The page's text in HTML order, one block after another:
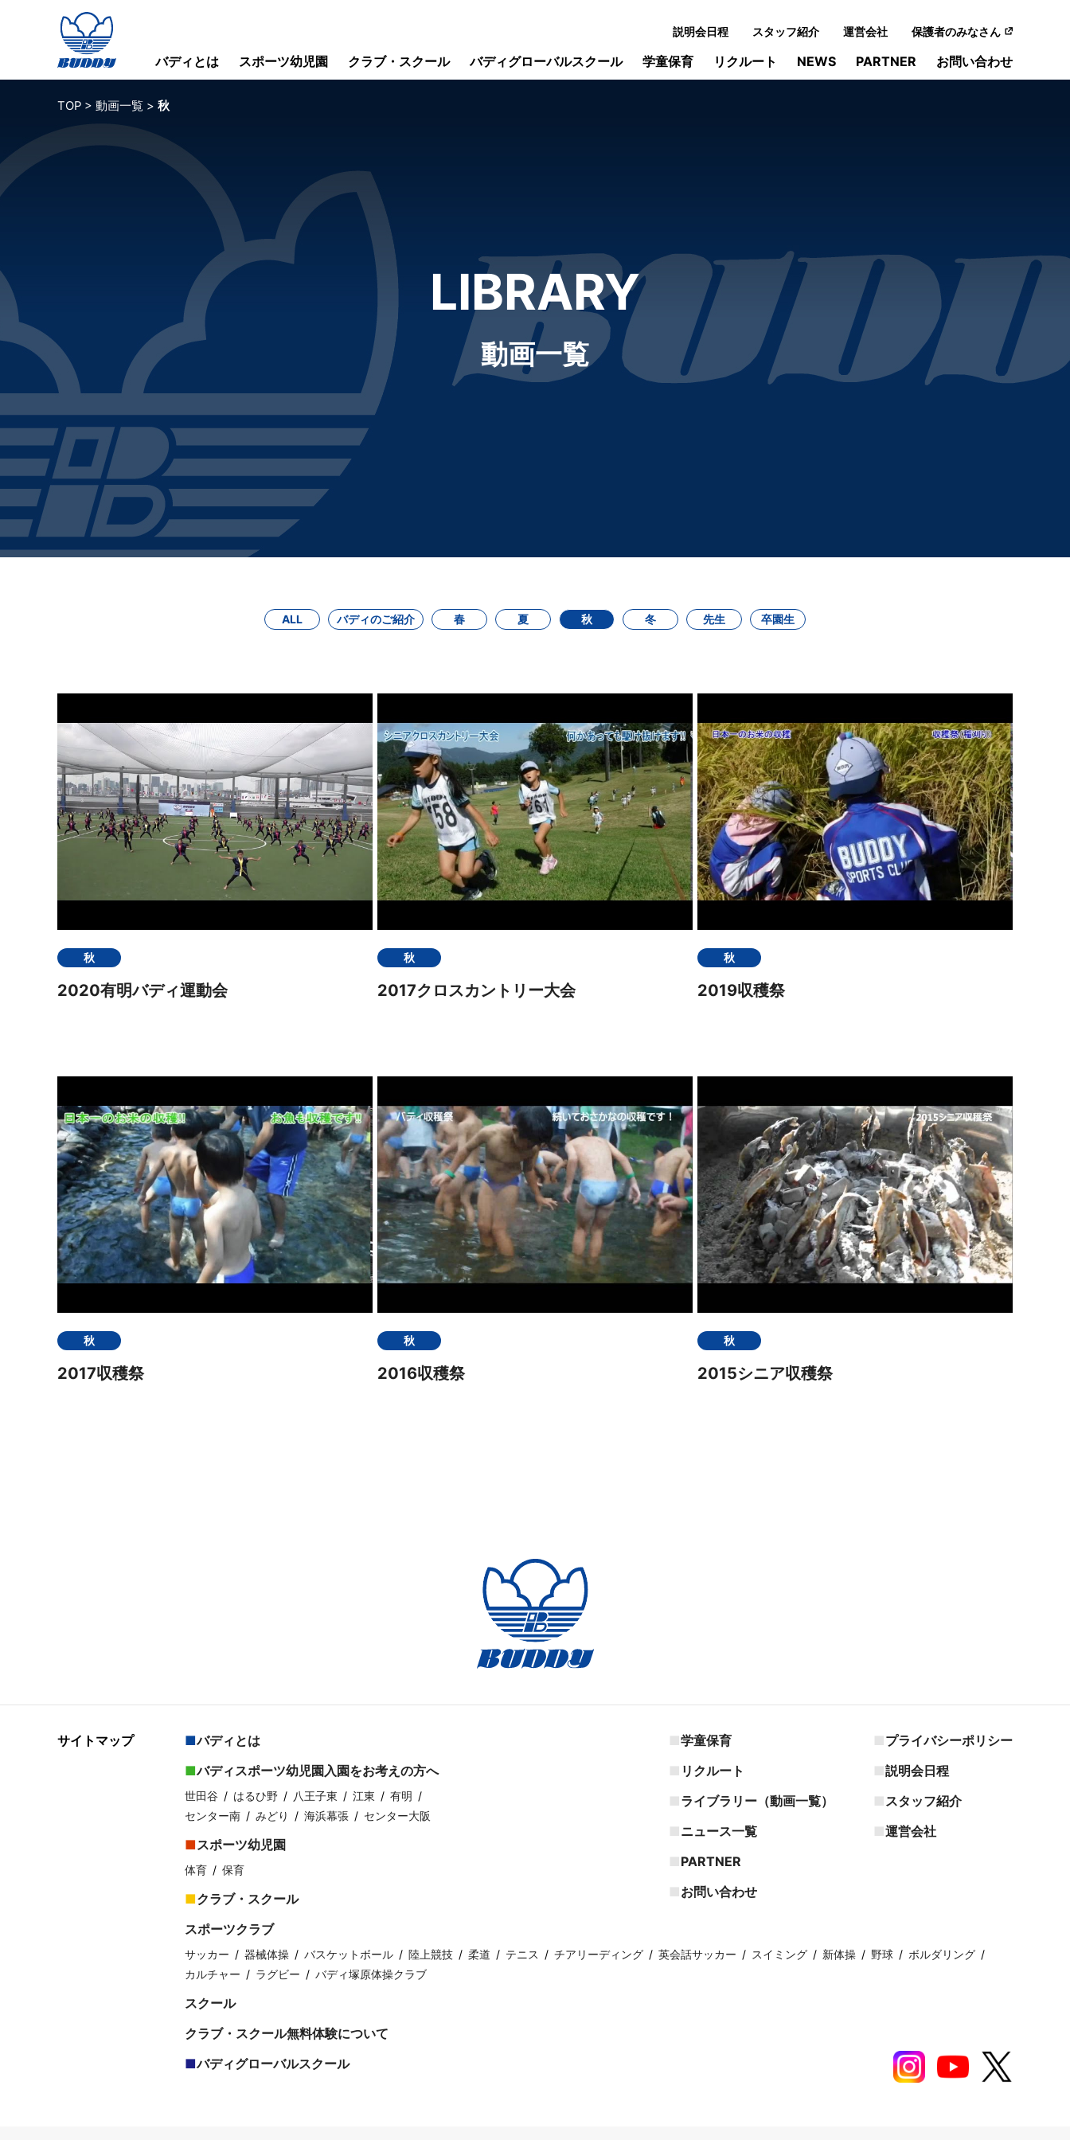
説明会日程 スタッフ紹介 運営会社 保護者のみなさん
バディとは スポーツ幼児園 クラブ・スクール バディグローバルスクール 学童保育 リクルート NEWS PARTNER お問い合わせ
TOP > 動画一覧 > 秋
LIBRARY
動画一覧
ALL バディのご紹介 春 夏 秋 冬 先生 卒園生
秋
2020有明バディ運動会
秋
2017クロスカントリー大会
秋
2019収穫祭
秋
2017収穫祭
秋
2016収穫祭
秋
2015シニア収穫祭
サイトマップ
バディとは
バディスポーツ幼児園入園をお考えの方へ
世田谷 はるひ野 八王子東 江東
有明
センター南
みどり 海浜幕張 センター大阪
スポーツ幼児園
体育 保育
クラブ・スクール
スポーツクラブ
サッカー 器械体操 バスケットボール 陸上競技 柔道 テニス チアリーディング 英会話サッカー スイミング 新体操 野球
ボルダリング
カルチャー
ラグビー バディ塚原体操クラブ
スクール
クラブ・スクール無料体験について
バディグローバルスクール
学童保育
リクルート
ライブラリー（動画一覧）
ニュース一覧
PARTNER
お問い合わせ
プライバシーポリシー
説明会日程
スタッフ紹介
運営会社